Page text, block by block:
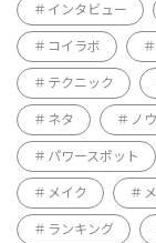
インタビュー
コイラボ
テクニック
ネタ ノ
パワースポット
メイク
ランキング